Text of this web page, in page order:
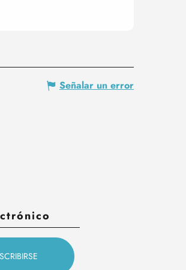
Señalar un error